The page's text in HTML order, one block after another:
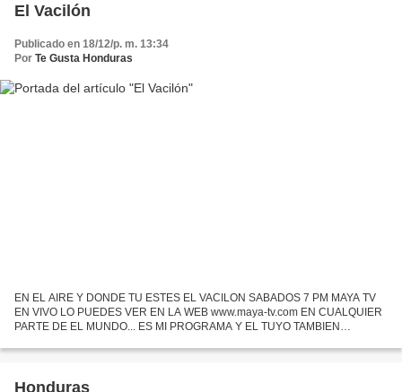
El Vacilón
Publicado en 18/12/p. m. 13:34
Por Te Gusta Honduras
EN EL AIRE Y DONDE TU ESTES EL VACILON SABADOS 7 PM MAYA TV
EN VIVO LO PUEDES VER EN LA WEB www.maya-tv.com EN CUALQUIER
PARTE DE EL MUNDO... ES MI PROGRAMA Y EL TUYO TAMBIEN
Honduras